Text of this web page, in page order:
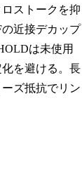
ストークを抑
の近接デカップ
は未使用
を避ける。長
ズ抵抗でリン